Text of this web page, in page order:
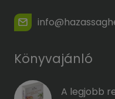
Könyvajánló
A legjobb